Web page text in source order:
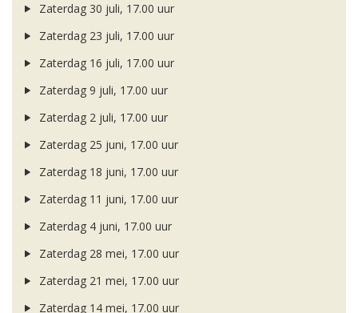
Zaterdag 30 juli, 17.00 uur
Zaterdag 23 juli, 17.00 uur
Zaterdag 16 juli, 17.00 uur
Zaterdag 9 juli, 17.00 uur
Zaterdag 2 juli, 17.00 uur
Zaterdag 25 juni, 17.00 uur
Zaterdag 18 juni, 17.00 uur
Zaterdag 11 juni, 17.00 uur
Zaterdag 4 juni, 17.00 uur
Zaterdag 28 mei, 17.00 uur
Zaterdag 21 mei, 17.00 uur
Zaterdag 14 mei, 17.00 uur